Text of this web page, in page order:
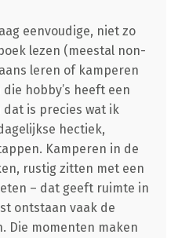
eenvoudige, niet zo
lezen (meestal non-
leren of kamperen
hobby’s heeft een
is precies wat ik
hectiek,
Kamperen in de
rustig zitten met een
– dat geeft ruimte in
ontstaan vaak de
Die momenten maken